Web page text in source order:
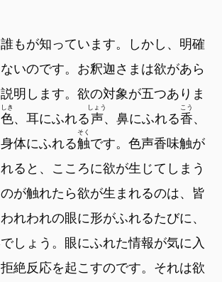
もが知っています。しかし、明確
いのです。お釈迦さまは欲があら
明します。欲の対象が五つありま
色
しき
、耳にふれる声
しょう
、鼻にふれる香
こう
、
体にふれる触
そく
です。色声香味触が
ると、こころに欲が生じてしまう
が触れたら欲が生まれるのは、皆
れわれの眼に形がふれるたびに、
しょう。眼にふれた情報が気に入
絶反応を起こすのです。それは欲